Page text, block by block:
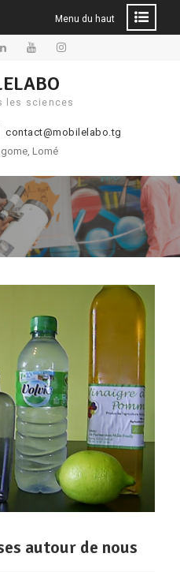
Menu du haut
les sciences
contact@mobilelabo.tg
Lomé
autour de nous